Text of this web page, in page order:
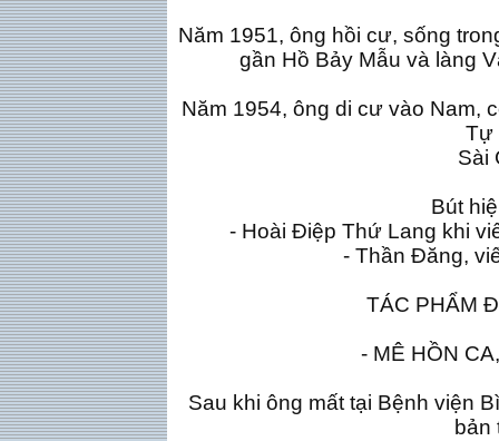
Năm 1951, ông hồi cư, sống
gần Hồ Bảy Mẫu và làng
Năm 1954, ông di cư vào Nam,
Tự
Sài
Bút
- Hoài Ðiệp Thứ Lang khi
- Thần Ðăng,
TÁC PHẨM
- MÊ HỒN
Sau khi ông mất tại Bệnh viện
bản